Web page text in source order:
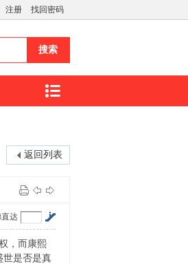
注册 找回密码
搜索
返回列表
直达
，而康熙
世是否是真